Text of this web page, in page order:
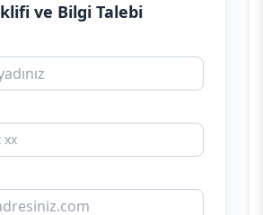
ve Bilgi Talebi